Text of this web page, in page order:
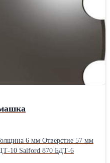
6 мм Отверстие 57 мм
10 Salford 870 БДТ-6